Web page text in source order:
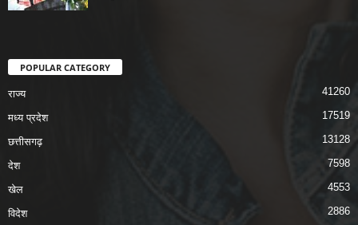
POPULAR CATEGORY
राज्य 41260
मध्य प्रदेश 17519
छत्तीसगढ़ 13128
देश 7598
खेल 4553
विदेश 2886